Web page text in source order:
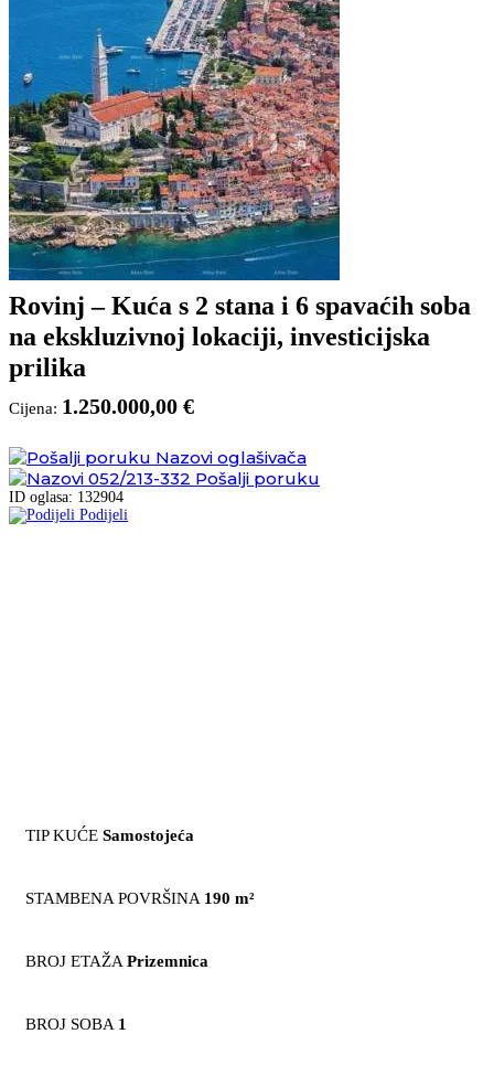
Rovinj – Kuća s 2 stana i 6 spavaćih soba
na ekskluzivnoj lokaciji, investicijska
prilika
Cijena: 1.250.000,00 €
Nazovi oglašivača
052/213-332 Pošalji poruku
ID oglasa: 132904
Podijeli
TIP KUĆE Samostojeća
STAMBENA POVRŠINA 190 m²
BROJ ETAŽA Prizemnica
BROJ SOBA 1